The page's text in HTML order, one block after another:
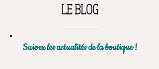
LE BLOG
Suivez les actualités de la boutique !